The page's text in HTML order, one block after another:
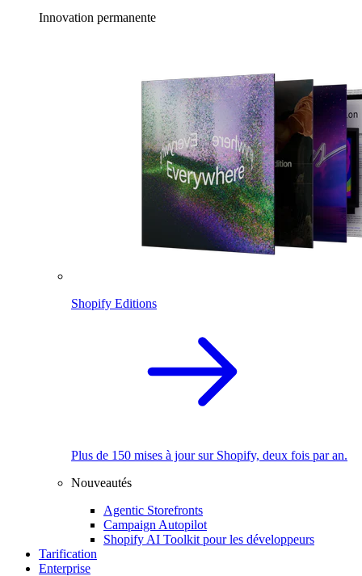
Innovation permanente
Shopify Editions
Plus de 150 mises à jour sur Shopify, deux fois par an.
Nouveautés
Agentic Storefronts
Campaign Autopilot
Shopify AI Toolkit pour les développeurs
Tarification
Enterprise